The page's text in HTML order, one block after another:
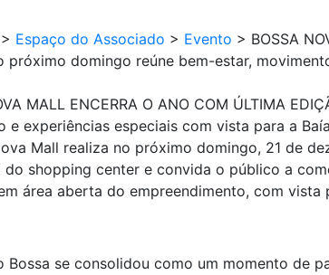
> Espaço do Associado > Evento > BOSSA
próximo domingo reúne bem-estar,
MALL ENCERRA O ANO COM ÚLTIMA
e experiências especiais com vista para a
Mall realiza no próximo domingo, 21 de
do shopping center e convida o público a
área aberta do empreendimento, com vista
Bossa se consolidou como um momento de